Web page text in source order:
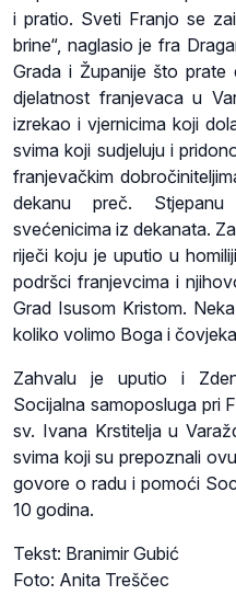
i pratio. Sveti Franjo se
brine“, naglasio je fra
Grada i Županije što prate
djelatnost franjevaca u
izrekao i vjernicima koji
svima koji sudjeluju i
franjevačkim
dekanu preč. Stjepanu
svećenicima iz dekanata.
riječi koju je uputio u
podršci franjevcima i
Grad Isusom Kristom.
koliko volimo Boga i
Zahvalu je uputio i
Socijalna samoposluga pri
sv. Ivana Krstitelja u
svima koji su prepoznali
govore o radu i pomoći
10 godina.
Tekst: Branimir Gubić
Foto: Anita Treščec